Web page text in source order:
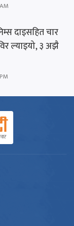
दाइसहित चार
ल्याइयो, ३ अझै